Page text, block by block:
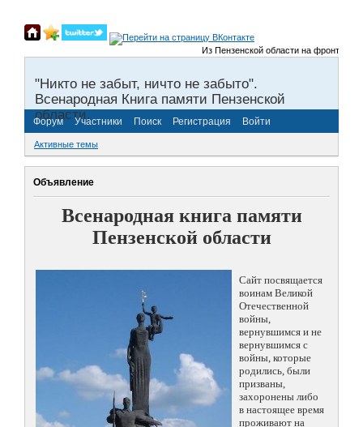
Из Пензенской области на фронты
"Никто не забыт, ничто не забыто".
Всенародная Книга памяти Пензенской
области.
Форум Участники Поиск Регистрация Войти
Активные темы
Объявление
Всенародная книга памяти
Пензенской области
Сайт посвящается
воинам Великой
Отечественной
войны,
вернувшимся и не
вернувшимся с
войны, которые
родились, были
призваны,
захоронены либо
в настоящее время
проживают на